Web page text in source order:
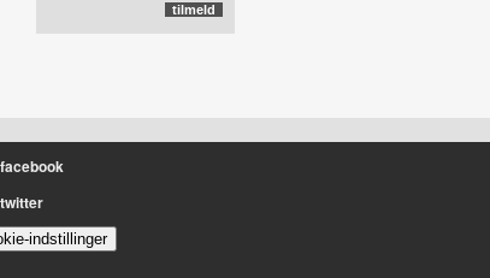
facebook
twitter
indstillinger